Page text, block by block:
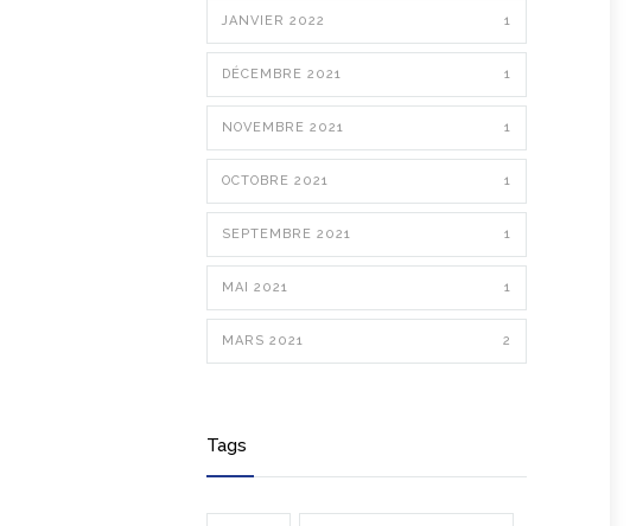
JANVIER 2022 1
DÉCEMBRE 2021 1
NOVEMBRE 2021 1
OCTOBRE 2021 1
SEPTEMBRE 2021 1
MAI 2021 1
MARS 2021 2
Tags